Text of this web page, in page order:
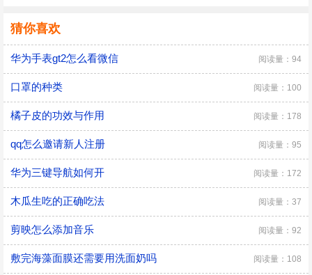
猜你喜欢
华为手表gt2怎么看微信 阅读量：94
口罩的种类 阅读量：100
橘子皮的功效与作用 阅读量：178
qq怎么邀请新人注册 阅读量：95
华为三键导航如何开 阅读量：172
木瓜生吃的正确吃法 阅读量：37
剪映怎么添加音乐 阅读量：92
敷完海藻面膜还需要用洗面奶吗 阅读量：108